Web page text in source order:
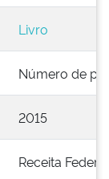
Livro
Número de
2015
Receita